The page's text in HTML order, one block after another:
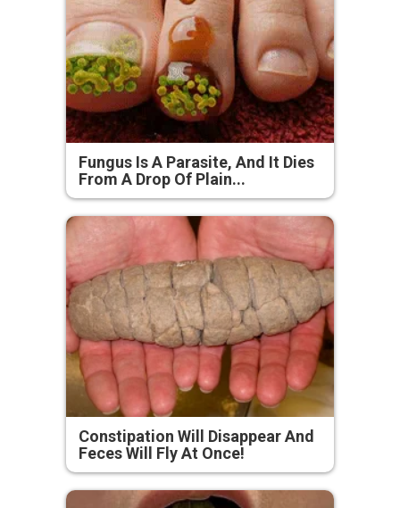
Fungus Is A Parasite, And It Dies
From A Drop Of Plain...
Constipation Will Disappear And
Feces Will Fly At Once!